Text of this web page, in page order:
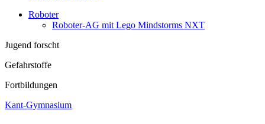
Roboter
Roboter-AG mit Lego Mindstorms NXT
Jugend forscht
Gefahrstoffe
Fortbildungen
Kant-Gymnasium